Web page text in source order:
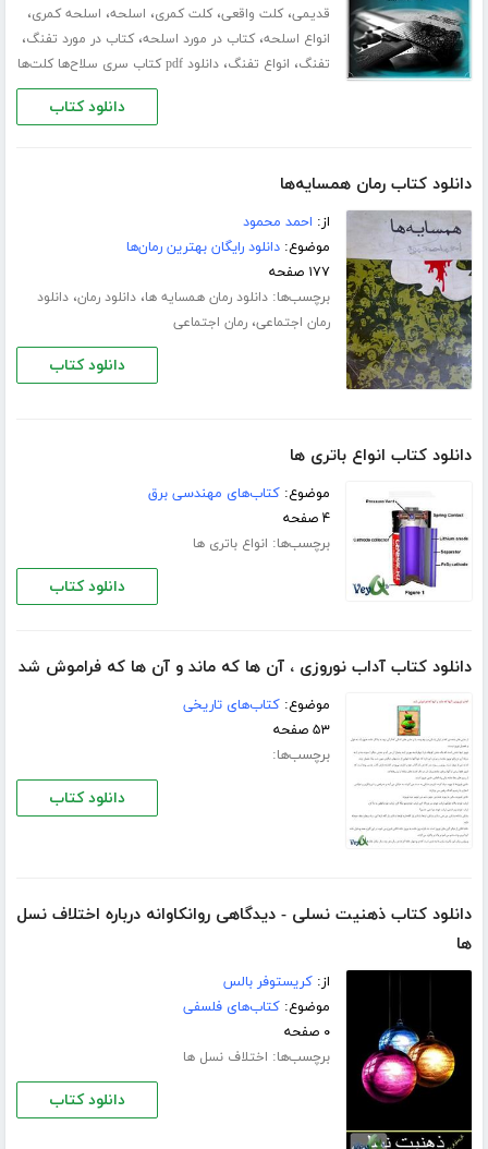
قدیمی،کلت واقعی،کلت کمری، اسلحه، اسلحه کمری،
انواع اسلحه،کتاب در مورد اسلحه،کتاب در مورد تفنگ،
تفنگ، انواع تفنگ،دانلود pdf کتاب سری سلاح‌ها کلت‌ها
دانلود کتاب
دانلود کتاب رمان همسایه‌ها
از: احمد محمود
موضوع:دانلود رایگان بهترین رمان‌ها
۱۷۷ صفحه
برچسب‌ها:دانلود رمان همسایه ها،دانلود رمان،دانلود
رمان اجتماعی،رمان اجتماعی
دانلود کتاب
دانلود کتاب انواع باتری ها
موضوع:کتاب‌های مهندسی برق
۴ صفحه
برچسب‌ها: انواع باتری ها
دانلود کتاب
دانلود کتاب آداب نوروزی ، آن ها که ماند و آن ها که فراموش شد
موضوع:کتاب‌های تاریخی
۵۳ صفحه
برچسب‌ها:
دانلود کتاب
دانلود کتاب ذهنیت نسلی - دیدگاهی روانکاوانه درباره اختلاف نسل
ها
از:کریستوفر بالس
موضوع:کتاب‌های فلسفی
۰ صفحه
برچسب‌ها: اختلاف نسل ها
دانلود کتاب